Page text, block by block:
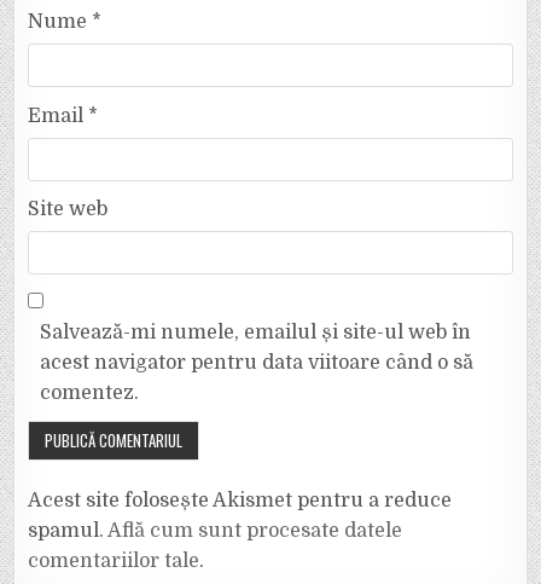
Nume *
Email *
Site web
Salvează-mi numele, emailul și site-ul web în
acest navigator pentru data viitoare când o să
comentez.
Acest site folosește Akismet pentru a reduce
spamul.Află cum sunt procesate datele
comentariilor tale.